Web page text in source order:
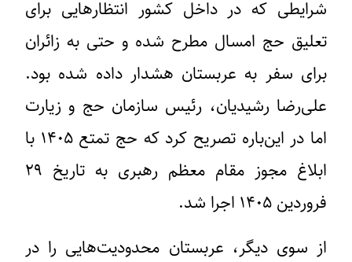
شرایطی که در داخل کشور انتظارهایی برای
تعلیق حج امسال مطرح شده و حتی به زائران
برای سفر به عربستان هشدار داده شده بود.
علی‌رضا رشیدیان، رئیس سازمان حج و زیارت
اما در این‌باره تصریح کرد که حج تمتع ۱۴۰۵ با
ابلاغ مجوز مقام معظم رهبری به تاریخ ۲۹
فروردین ۱۴۰۵ اجرا شد.
از سوی دیگر، عربستان محدودیت‌هایی را در